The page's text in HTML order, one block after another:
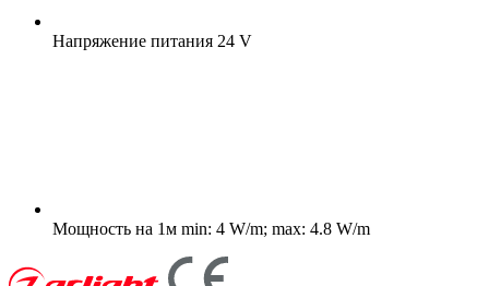
Напряжение питания 24 V
Мощность на 1м min: 4 W/m; max: 4.8 W/m